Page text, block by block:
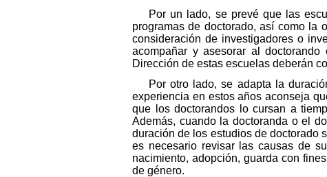
Por un lado, se prevé que las
programas de doctorado, así como la
consideración de investigadores o
acompañar y asesorar al
Dirección de estas escuelas deberán
Por otro lado, se adapta la
experiencia en estos años aconseja
que los doctorandos lo cursan a
Además, cuando la doctoranda o el
duración de los estudios de doctorado
es necesario revisar las causas de
nacimiento, adopción, guarda con
de género.